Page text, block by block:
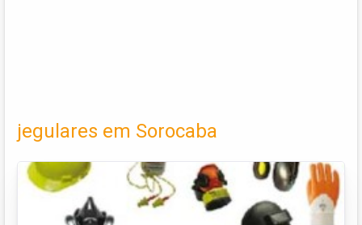
jegulares em Sorocaba